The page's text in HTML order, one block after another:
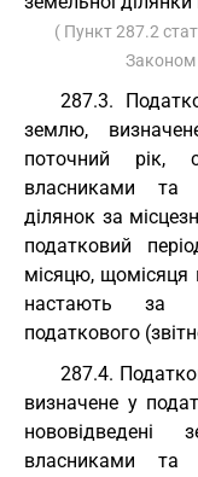
( Пункт 287.2
Законом
287.3.
землю,
поточний рік,
власниками та
ділянок за
податковий
місяцю, щомісяця
настають за
податкового
287.4.
визначене у
нововідведені
власниками та